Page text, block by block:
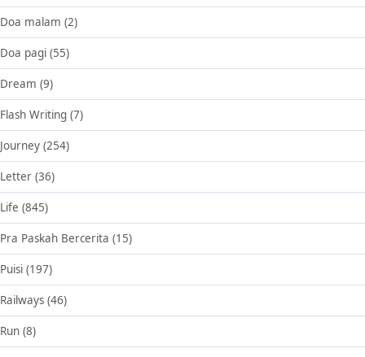
Doa malam (2)
Doa pagi (55)
Dream (9)
Flash Writing (7)
Journey (254)
Letter (36)
Life (845)
Pra Paskah Bercerita (15)
Puisi (197)
Railways (46)
Run (8)